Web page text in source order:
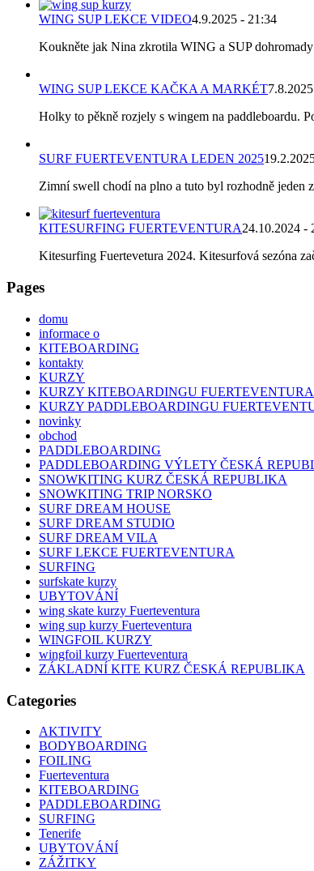
WING SUP LEKCE VIDEO4.9.2025 - 21:34
Koukněte jak Nina zkrotila WING a SUP
WING SUP LEKCE KAČKA A MARKÉT
Holky to pěkně rozjely s wingem na paddleboardu.
SURF FUERTEVENTURA LEDEN 2025
Zimní swell chodí na plno a tuto byl rozhodně jeden
KITESURFING FUERTEVENTURA24.10.2024 -
Kitesurfing Fuertevetura 2024. Kitesurfová sezóna
Pages
domu
informace o
KITEBOARDING
kontakty
KURZY
KURZY KITEBOARDINGU FUERTEVENTURA
KURZY PADDLEBOARDINGU
novinky
obchod
PADDLEBOARDING
PADDLEBOARDING VÝLETY ČESKÁ
SNOWKITING KURZ ČESKÁ REPUBLIKA
SNOWKITING TRIP NORSKO
SURF DREAM HOUSE
SURF DREAM STUDIO
SURF DREAM VILA
SURF LEKCE FUERTEVENTURA
SURFING
surfskate kurzy
UBYTOVÁNÍ
wing skate kurzy Fuerteventura
wing sup kurzy Fuerteventura
WINGFOIL KURZY
wingfoil kurzy Fuerteventura
ZÁKLADNÍ KITE KURZ ČESKÁ REPUBLIKA
Categories
AKTIVITY
BODYBOARDING
FOILING
Fuerteventura
KITEBOARDING
PADDLEBOARDING
SURFING
Tenerife
UBYTOVÁNÍ
ZÁŽITKY